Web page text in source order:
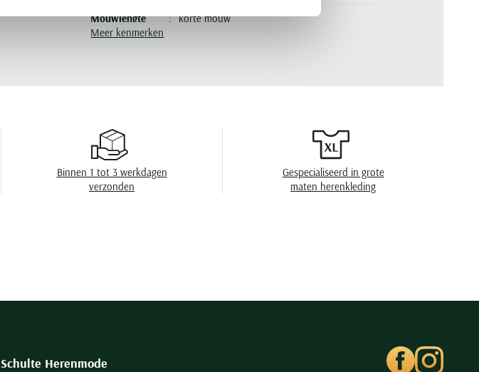
Mouwlengte korte mouw
Wasvoorschriften speciaal wasprogamma 30°C, niet in de
droger, strijken op lage temperatuur, niet
Meer kenmerken
Binnen 1 tot 3 werkdagen
verzonden
Gespecialiseerd in grote
maten herenkleding
Schulte Herenmode